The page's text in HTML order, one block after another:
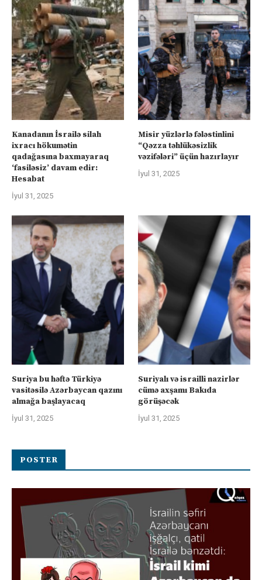
Kanadanın İsrailə silah
ixracı hökumətin
qadağasına baxmayaraq
‘fasiləsiz’ davam edir:
Hesabat
İyul 31, 2025
Misir yüzlərlə fələstinlini
“Qəzza təhlükəsizlik
vəzifələri” üçün hazırlayır
İyul 31, 2025
Suriya bu həftə Türkiyə
vasitəsilə Azərbaycan qazını
almağa başlayacaq
İyul 31, 2025
Suriyalı və israilli nazirlər
cümə axşamı Bakıda
görüşəcək
İyul 31, 2025
POSTER